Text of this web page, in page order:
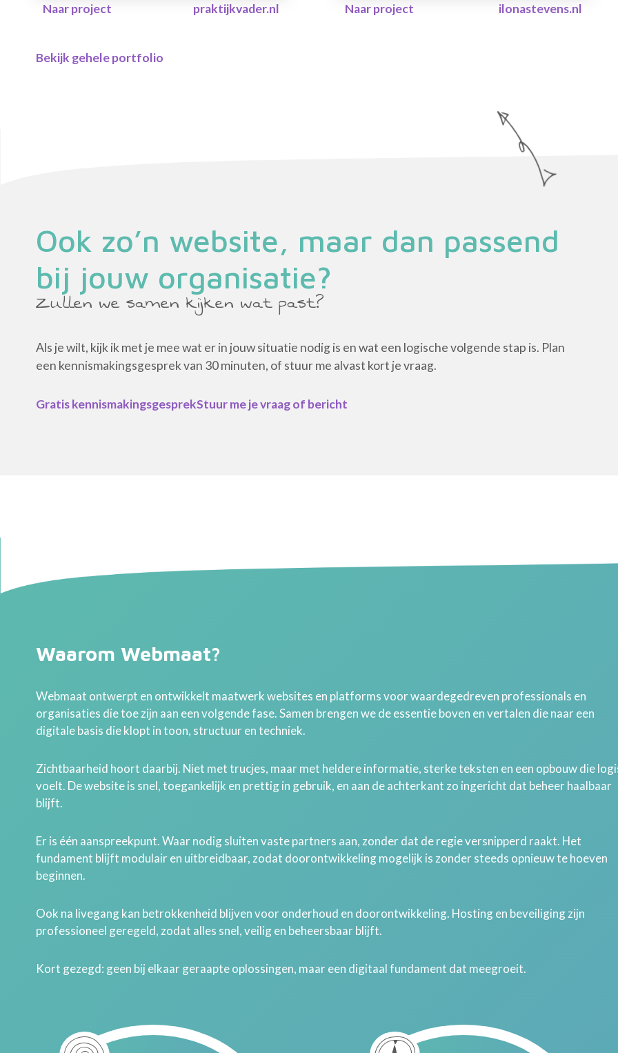
Naar project praktijkvader.nl Naar project ilonastevens.nl
Bekijk gehele portfolio
Ook zo’n website, maar dan passend
bij jouw organisatie?
Zullen we samen kijken wat past?
Als je wilt, kijk ik met je mee wat er in jouw situatie nodig is en wat een logische volgende stap is. Plan
een kennismakingsgesprek van 30 minuten, of stuur me alvast kort je vraag.
Gratis kennismakingsgesprekStuur me je vraag of bericht
Waarom Webmaat?
Webmaat ontwerpt en ontwikkelt maatwerk websites en platforms voor waardegedreven professionals en
organisaties die toe zijn aan een volgende fase. Samen brengen we de essentie boven en vertalen die naar een
digitale basis die klopt in toon, structuur en techniek.
Zichtbaarheid hoort daarbij. Niet met trucjes, maar met heldere informatie, sterke teksten en een opbouw die
voelt. De website is snel, toegankelijk en prettig in gebruik, en aan de achterkant zo ingericht dat beheer haalbaar
blijft.
Er is één aanspreekpunt. Waar nodig sluiten vaste partners aan, zonder dat de regie versnipperd raakt. Het
fundament blijft modulair en uitbreidbaar, zodat doorontwikkeling mogelijk is zonder steeds opnieuw te hoeven
beginnen.
Ook na livegang kan betrokkenheid blijven voor onderhoud en doorontwikkeling. Hosting en beveiliging zijn
professioneel geregeld, zodat alles snel, veilig en beheersbaar blijft.
Kort gezegd: geen bij elkaar geraapte oplossingen, maar een digitaal fundament dat meegroeit.